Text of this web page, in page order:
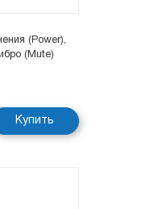
(Power),
(Mute)
Купить